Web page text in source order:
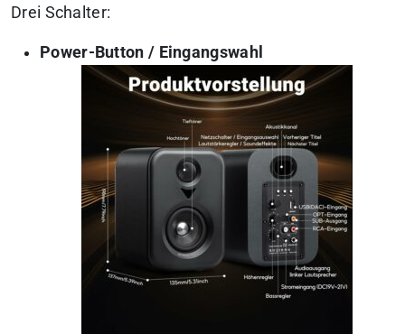
Drei Schalter:
Power-Button / Eingangswahl